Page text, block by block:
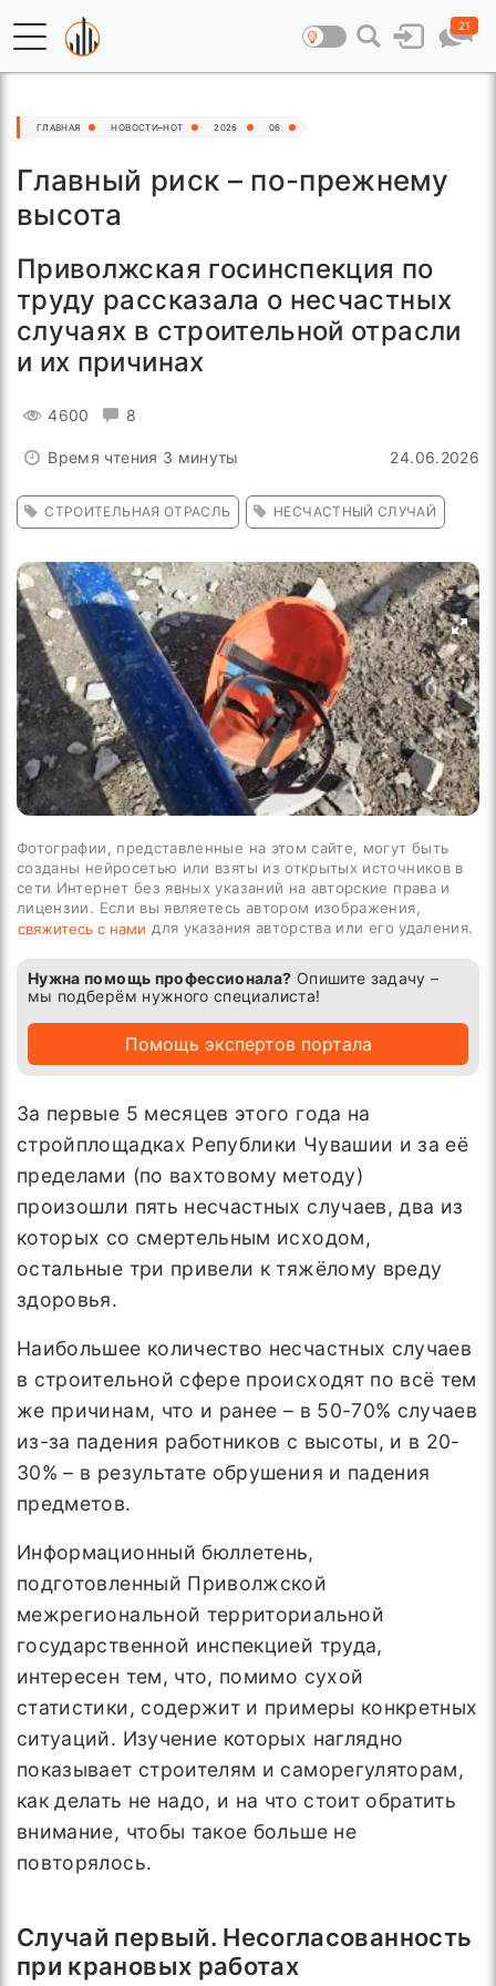
21
ГЛАВНАЯ НОВОСТИ–HOT 2026 06
Главный риск – по-прежнему
высота
Приволжская госинспекция по
труду рассказала о несчастных
случаях в строительной отрасли
и их причинах
4600 8
Время чтения 3 минуты 24.06.2026
СТРОИТЕЛЬНАЯ ОТРАСЛЬ НЕСЧАСТНЫЙ СЛУЧАЙ
Фотографии, представленные на этом сайте, могут быть
созданы нейросетью или взяты из открытых источников в
сети Интернет без явных указаний на авторские права и
лицензии. Если вы являетесь автором изображения,
свяжитесь с нами для указания авторства или его удаления.
Нужна помощь профессионала? Опишите задачу –
мы подберём нужного специалиста!
Помощь экспертов портала
За первые 5 месяцев этого года на
стройплощадках Републики Чувашии и за её
пределами (по вахтовому методу)
произошли пять несчастных случаев, два из
которых со смертельным исходом,
остальные три привели к тяжёлому вреду
здоровья.
Наибольшее количество несчастных случаев
в строительной сфере происходят по всё тем
же причинам, что и ранее – в 50-70% случаев
из-за падения работников с высоты, и в 20-
30% – в результате обрушения и падения
предметов.
Информационный бюллетень,
подготовленный Приволжской
межрегиональной территориальной
государственной инспекцией труда,
интересен тем, что, помимо сухой
статистики, содержит и примеры конкретных
ситуаций. Изучение которых наглядно
показывает строителям и саморегуляторам,
как делать не надо, и на что стоит обратить
внимание, чтобы такое больше не
повторялось.
Случай первый. Несогласованность
при крановых работах